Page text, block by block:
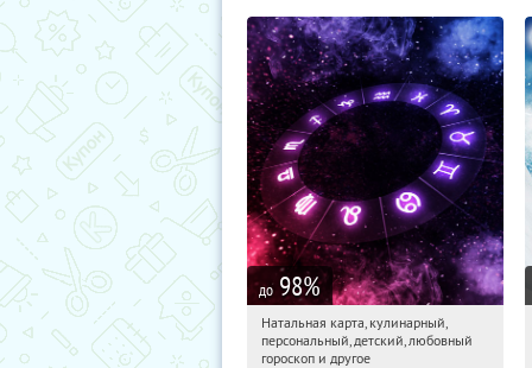
до 98%
04:45:23 Купили:
Россия
Натальная карта, кулинарный,
персональный, детский, любовный
гороскоп и другое